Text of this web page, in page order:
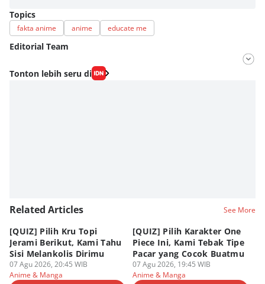
Topics
fakta anime anime educate me
Editorial Team
Editor
Fahrul Razi Uni Nurullah
Tonton lebih seru di
Related Articles See More
[QUIZ] Pilih Kru Topi
Jerami Berikut, Kami Tahu
Sisi Melankolis Dirimu
07 Agu 2026, 20:45 WIB
Anime & Manga
[QUIZ] Pilih Karakter One
Piece Ini, Kami Tebak Tipe
Pacar yang Cocok Buatmu
07 Agu 2026, 19:45 WIB
Anime & Manga